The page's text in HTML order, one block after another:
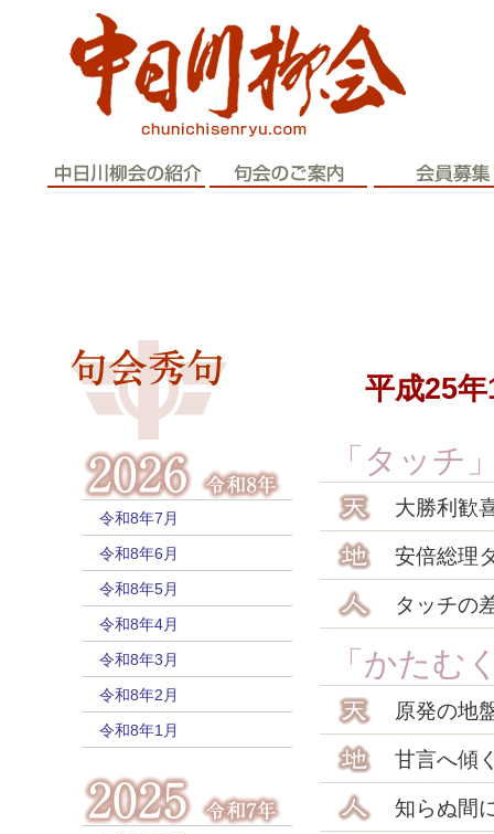
令和8年7月
令和8年6月
令和8年5月
令和8年4月
令和8年3月
令和8年2月
令和8年1月
平成25
「タッチ
大勝利歓
安倍総理
タッチの
「かたむ
原発の地
甘言へ傾
知らぬ間